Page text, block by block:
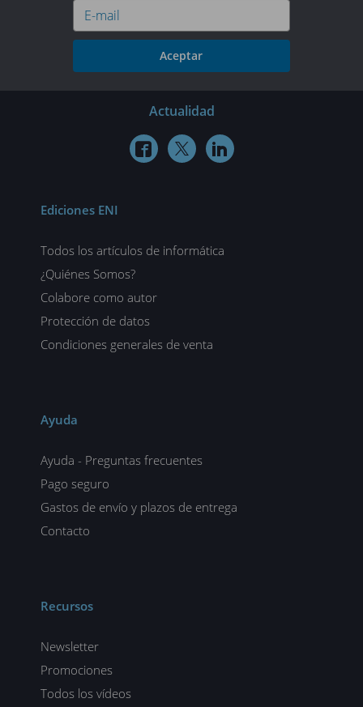
Aceptar
Actualidad
  
Ediciones ENI
Todos los artículos de informática
¿Quiénes Somos?
Colabore como autor
Protección de datos
Condiciones generales de venta
Ayuda
Ayuda - Preguntas frecuentes
Pago seguro
Gastos de envío y plazos de entrega
Contacto
Recursos
Newsletter
Promociones
Todos los vídeos